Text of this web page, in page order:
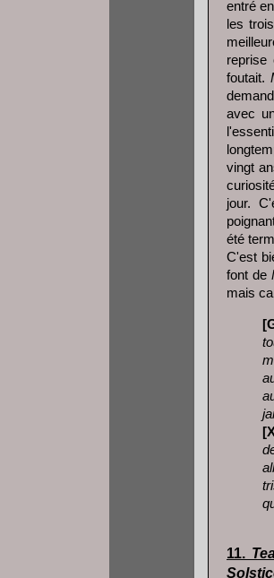
entré
les
reprise
foutait.
avec
vingt
jour.
été
C'est
font de
mais
11.